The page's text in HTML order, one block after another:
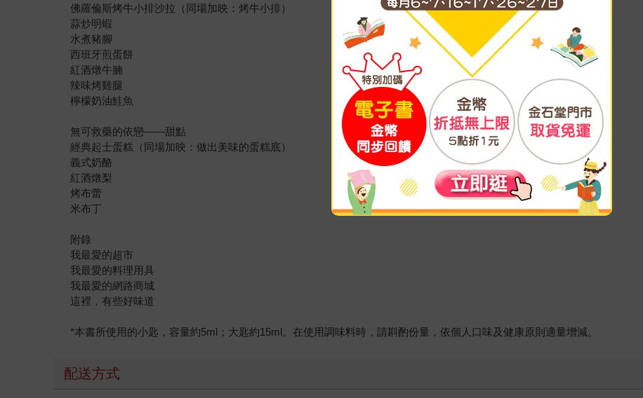
佛羅倫斯烤牛小排沙拉（同場加映：烤牛小排）
蒜炒明蝦
水煮豬腳
西班牙煎蛋餅
紅酒燉牛腩
辣味烤雞腿
檸檬奶油鮭魚
無可救藥的依戀——甜點
經典起士蛋糕（同場加映：做出美味的蛋糕底）
義式奶酪
紅酒燉梨
烤布蕾
米布丁
附錄
我最愛的超市
我最愛的料理用具
我最愛的網路商城
這裡，有些好味道
*本書所使用的小匙，容量約5ml；大匙約15ml。在使用調味料時，請斟酌份量，依個人口味及健康原則適量增減。
配送方式